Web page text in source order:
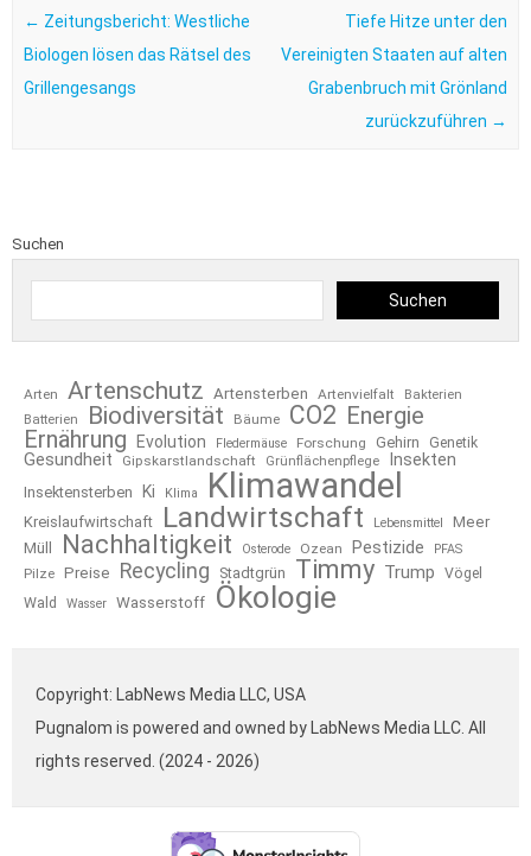
← Zeitungsbericht: Westliche
Biologen lösen das Rätsel des
Grillengesangs
Tiefe Hitze unter den
Vereinigten Staaten auf alten
Grabenbruch mit Grönland
zurückzuführen →
Suchen
Suchen
Arten Artenschutz Artensterben Artenvielfalt
Bakterien
Batterien
Biodiversität Bäume CO2 Energie
Ernährung Evolution Fledermäuse Forschung Gehirn Genetik
Gesundheit Gipskarstlandschaft Grünflächenpflege Insekten
Insektensterben Ki Klima Klimawandel
Kreislaufwirtschaft Landwirtschaft Lebensmittel
Meer
Müll
Nachhaltigkeit Osterode Ozean Pestizide PFAS
Pilze Preise Recycling Stadtgrün Timmy Trump
Vögel
Wald
Wasser Wasserstoff Ökologie
Copyright: LabNews Media LLC, USA
Pugnalom is powered and owned by LabNews Media LLC. All
rights reserved. (2024 - 2026)